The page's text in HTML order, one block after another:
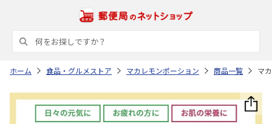
ホーム 食品・グルメストア マカレモンポーション 商品一覧 マ